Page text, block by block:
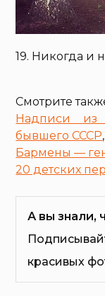
19. Никогда и
Смотрите
Надписи из
бывшего СССР,
Бармены —
20 детских
А вы знали,
красивых